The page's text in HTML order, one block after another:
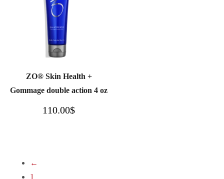
ZO® Skin Health +
Gommage double action 4 oz
110.00$
←
1